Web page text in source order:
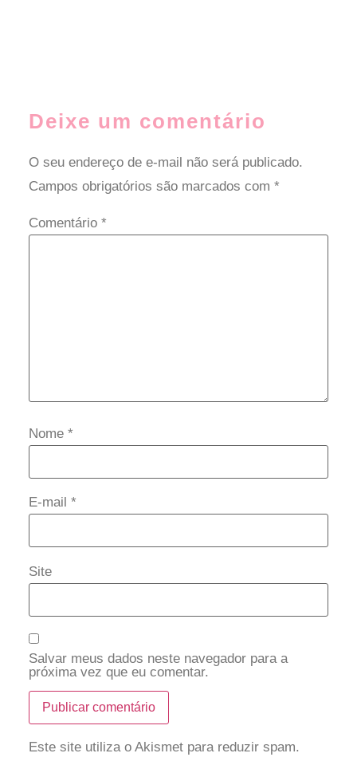
Deixe um comentário
O seu endereço de e-mail não será publicado.
Campos obrigatórios são marcados com *
Comentário *
Nome *
E-mail *
Site
Salvar meus dados neste navegador para a
próxima vez que eu comentar.
Este site utiliza o Akismet para reduzir spam.